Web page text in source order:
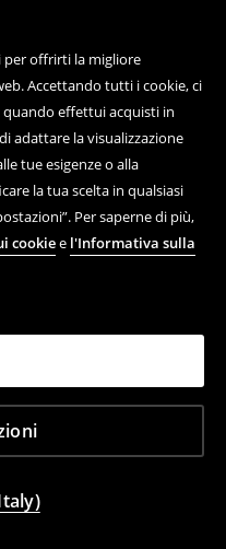
per offrirti la migliore
Accettando tutti i cookie, ci
effettui acquisti in
adattare la visualizzazione
tue esigenze o alla
la tua scelta in qualsiasi
Per saperne di più,
cookiee l'Informativa sulla
Cintura
EUR
confezione da 3